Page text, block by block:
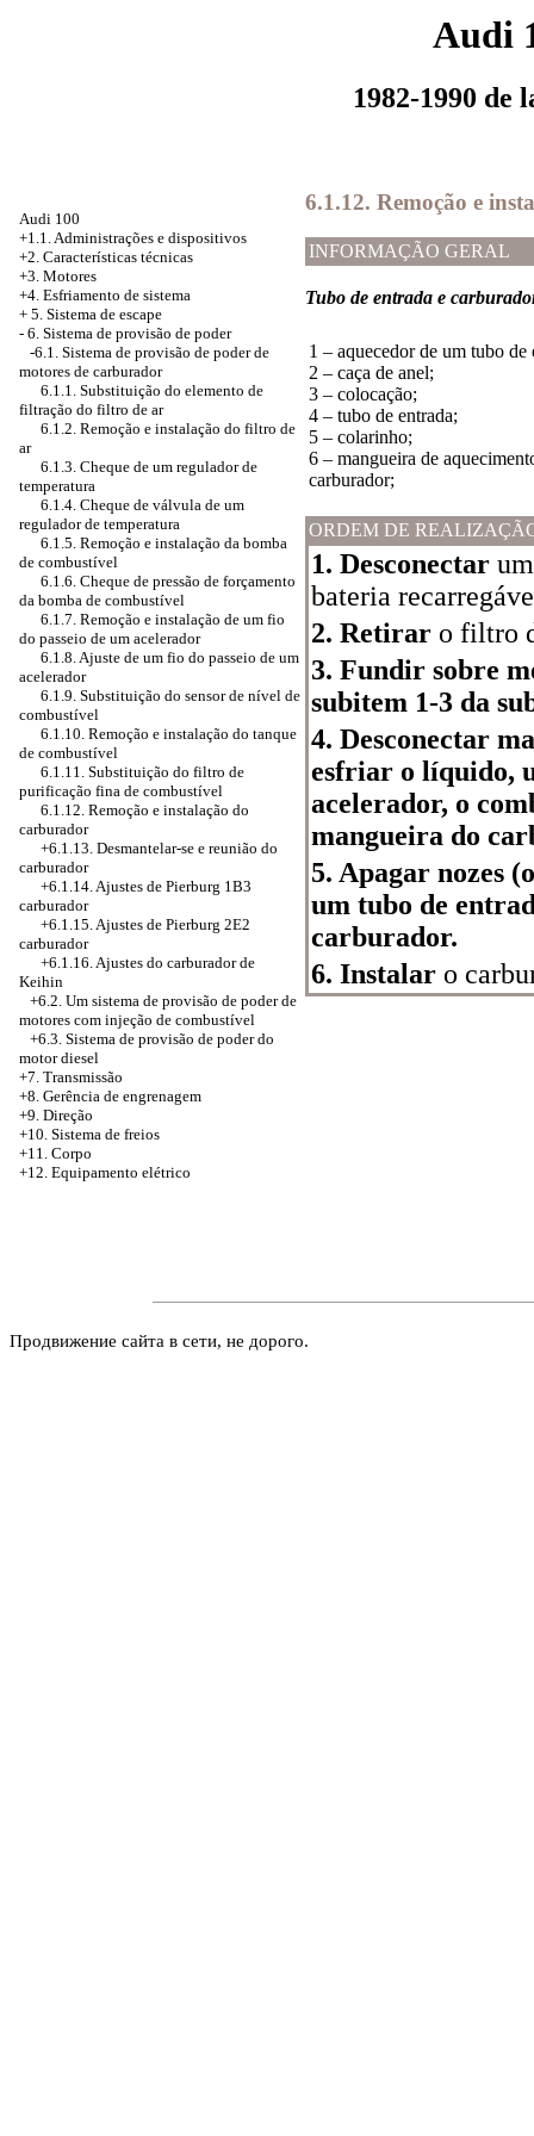
Audi
1982-1990 de
Audi 100
+1.1. Administrações e dispositivos
+2. Características técnicas
+3. Motores
+4. Esfriamento de sistema
+ 5. Sistema de escape
- 6. Sistema de provisão de poder
-6.1. Sistema de provisão de poder de
motores de carburador
6.1.1. Substituição do elemento de
filtração do filtro de ar
6.1.2. Remoção e instalação do filtro de
ar
6.1.3. Cheque de um regulador de
temperatura
6.1.4. Cheque de válvula de um
regulador de temperatura
6.1.5. Remoção e instalação da bomba
de combustível
6.1.6. Cheque de pressão de forçamento
da bomba de combustível
6.1.7. Remoção e instalação de um fio
do passeio de um acelerador
6.1.8. Ajuste de um fio do passeio de um
acelerador
6.1.9. Substituição do sensor de nível de
combustível
6.1.10. Remoção e instalação do tanque
de combustível
6.1.11. Substituição do filtro de
purificação fina de combustível
6.1.12. Remoção e instalação do
carburador
+6.1.13. Desmantelar-se e reunião do
carburador
+6.1.14. Ajustes de Pierburg 1B3
carburador
+6.1.15. Ajustes de Pierburg 2E2
carburador
+6.1.16.Ajustes do carburador de
Keihin
+6.2. Um sistema de provisão de poder de
motores com injeção de combustível
+6.3. Sistema de provisão de poder do
motor diesel
+7. Transmissão
+8. Gerência de engrenagem
+9. Direção
+10. Sistema de freios
+11. Corpo
+12. Equipamento elétrico
6.1.12. Remoção e
INFORMAÇÃO GERAL
Tubo de entrada e
1 – aquecedor de um tubo de
2 – caça de anel;
3 – colocação;
4 – tubo de entrada;
5 – colarinho;
6 – mangueira de
carburador;
ORDEM DE
1. Desconectar
bateria
2. Retirar o filtro
3. Fundir sobre
subitem 1-3 da
4. Desconectar
esfriar o líquido,
acelerador, o
mangueira do
5. Apagar nozes
um tubo de
carburador.
6. Instalar o
Продвижение сайта в сети, не дорого.